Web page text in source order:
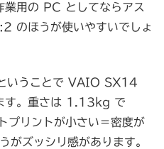
業用の PC としてならアス
のほうが使いやすいでしょ
いうことで VAIO SX14
す。重さは 1.13kg で
プリントが小さい＝密度が
ズッシリ感があります。